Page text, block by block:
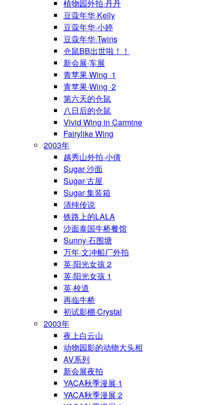
植物园外拍·丹丹
豆蔻年华·Kelly
豆蔻年华·小婷
豆蔻年华·Twins
仓鼠BB出世啦！！
新会展·车展
青苹果·Wing ·1
青苹果·Wing ·2
第六天的仓鼠
八日后的仓鼠
Vivid Wing in Carmine
Fairylike Wing
2003年
越秀山外拍·小倩
Sugar·沙面
Sugar·古屋
Sugar·集装箱
清纯传说
铁路上的LALA
沙面泰国牛桥餐馆
Sunny·石围塘
万年·文冲船厂外拍
英·阳光女孩 2
英·阳光女孩 1
英·校道
再临牛桥
初试影棚·Crystal
2003年
夜上白云山
动物园影的动物大头相
AV系列
新会展夜拍
YACA秋季漫展·1
YACA秋季漫展·2